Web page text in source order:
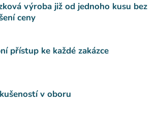
výroba již od jednoho kusu bez
ceny
přístup ke každé zakázce
v oboru